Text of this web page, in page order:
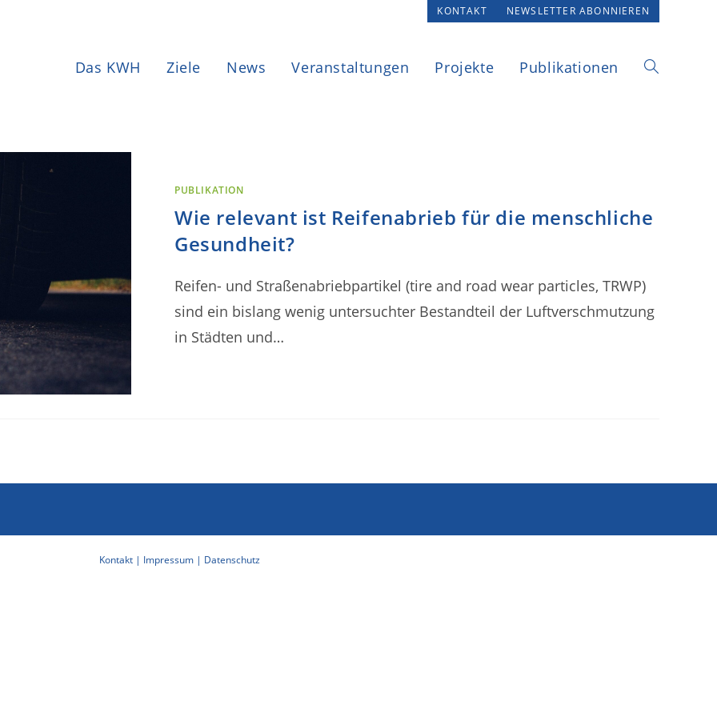
KONTAKT NEWSLETTER ABONNIEREN
Das KWH Ziele News Veranstaltungen Projekte Publikationen Website-
umschalten
PUBLIKATION
Wie relevant ist Reifenabrieb für die menschliche
Gesundheit?
Reifen- und Straßenabriebpartikel (tire and road wear particles, TRWP)
sind ein bislang wenig untersuchter Bestandteil der Luftverschmutzung
in Städten und…
Kontakt | Impressum | Datenschutz